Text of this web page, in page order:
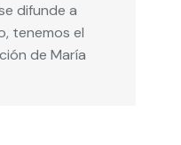
difunde a
tenemos el
de María